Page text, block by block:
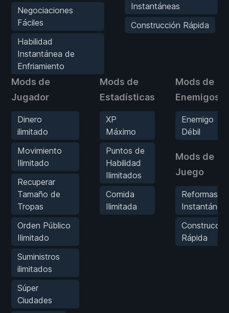
Negociaciones
Fáciles
Habilidad
Instantánea de
Enfriamiento
Instantáneas
Construcción Rápida
Mods de
Jugador
Dinero
ilimitado
Movimiento
Ilimitado
Recuperar
Tamaño de
Tropas
Orden Público
Ilimitado
Suministros
ilimitados
Súper
Ciudades
Mods de
Estadísticas
XP
Máximo
Puntos de
Habilidad
Ilimitados
Comida
Ilimitada
Mods de
Enemigos
Enemigo
Débil
Mods de
Juego
Reformas
Rápida